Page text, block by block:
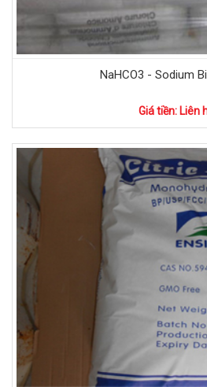
NaHCO3 - Sodium
Giá tiền: Liên